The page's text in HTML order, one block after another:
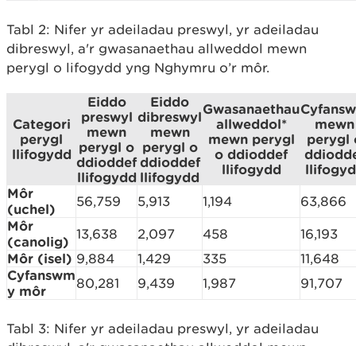
Tabl 2: Nifer yr adeiladau preswyl, yr adeiladau
dibreswyl, a'r gwasanaethau allweddol mewn
perygl o lifogydd yng Nghymru o’r môr.
Categori
perygl
llifogydd
Eiddo
preswyl
mewn
perygl o
ddioddef
llifogydd
Eiddo
dibreswyl
mewn
perygl o
ddioddef
llifogydd
Gwasanaethau
allweddol*
mewn perygl
o ddioddef
llifogydd
mewn
perygl
Môr
(uchel)
56,759 5,913 1,194 63,866
Môr
(canolig) 13,638 2,097 458 16,193
Môr (isel) 9,884 1,429 335 11,648
Cyfanswm
y môr
80,281 9,439 1,987 91,707
Tabl 3: Nifer yr adeiladau preswyl, yr adeiladau